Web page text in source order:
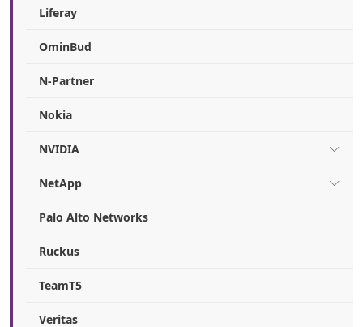
Liferay
OminBud
N-Partner
Nokia
NVIDIA
NetApp
Palo Alto Networks
Ruckus
TeamT5
Veritas